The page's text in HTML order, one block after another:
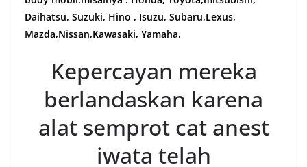
Daihatsu, Suzuki, Hino , Isuzu, Subaru,Lexus,
Mazda,Nissan,Kawasaki, Yamaha.
Kepercayan mereka
berlandaskan karena
alat semprot cat anest
iwata telah